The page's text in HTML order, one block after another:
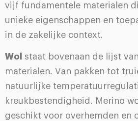
vijf fundamentele materialen
unieke eigenschappen en
in de zakelijke context.
Wol
staat bovenaan de lijst
materialen. Van pakken tot
natuurlijke
kreukbestendigheid. Merino
geschikt voor overhemden en